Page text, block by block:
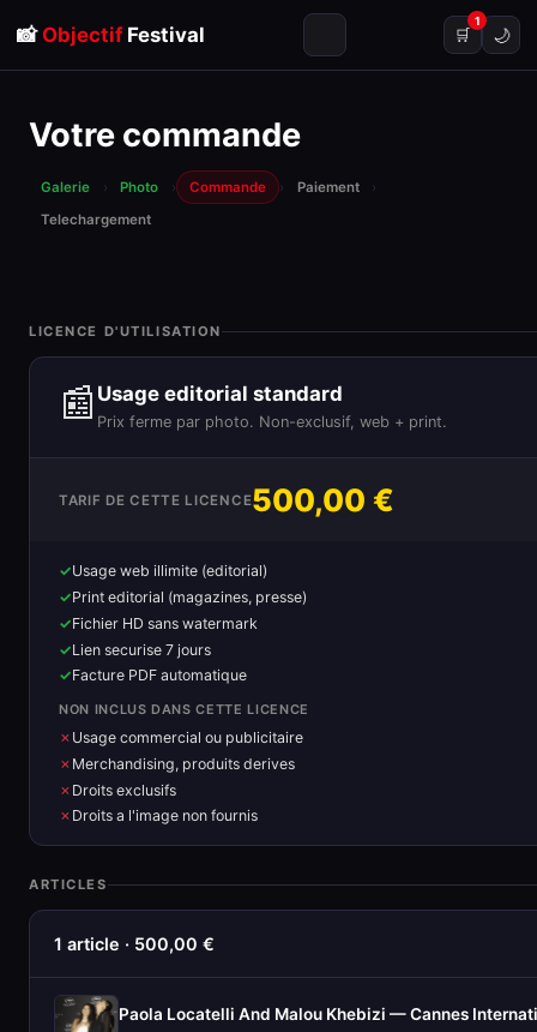
📸 ObjectifFestival 🛒
1
🌙
Votre commande
Galerie › Photo › Commande › Paiement
›
Telechargement
LICENCE D'UTILISATION
📰 Usage editorial standard
Prix ferme par photo. Non-exclusif, web + print.
TARIF DE CETTE LICENCE500,00 €
Usage web illimite (editorial)
Print editorial (magazines, presse)
Fichier HD sans watermark
Lien securise 7 jours
Facture PDF automatique
NON INCLUS DANS CETTE LICENCE
Usage commercial ou publicitaire
Merchandising, produits derives
Droits exclusifs
Droits a l'image non fournis
ARTICLES
1 article · 500,00 €